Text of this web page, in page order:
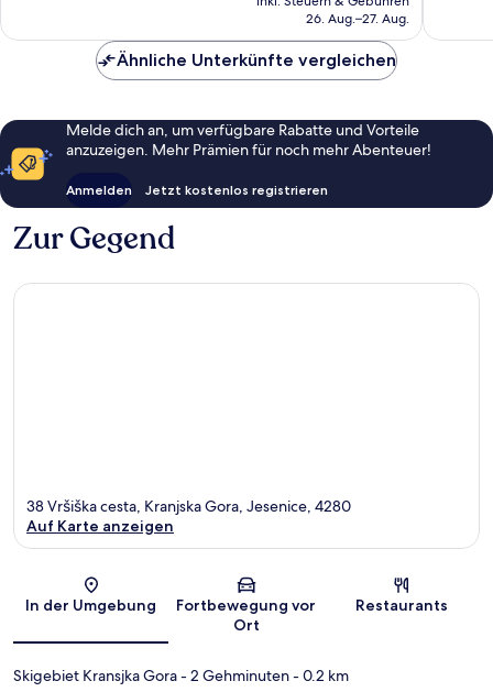
beträgt
26. Aug.–27. Aug.
Ähnliche Unterkünfte vergleichen
Melde dich an, um verfügbare Rabatte und Vorteile
anzuzeigen. Mehr Prämien für noch mehr Abenteuer!
Anmelden Jetzt kostenlos registrieren
Zur Gegend
Karte
38 Vršiška cesta, Kranjska Gora, Jesenice, 4280
Auf Karte anzeigen
In der Umgebung
Fortbewegung vor
Ort
Restaurants
Skigebiet Kransjka Gora- 2 Gehminuten- 0.2 km